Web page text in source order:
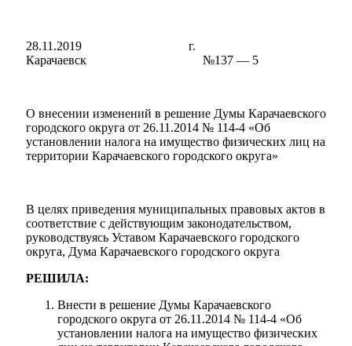
28.11.2019 г.
Карачаевск №137 — 5
О внесении изменений в решение Думы Карачаевского
городского округа от 26.11.2014 № 114-4 «Об
установлении налога на имущество физических лиц на
территории Карачаевского городского округа»
В целях приведения муниципальных правовых актов в
соответствие с действующим законодательством,
руководствуясь Уставом Карачаевского городского
округа, Дума Карачаевского городского округа
РЕШИЛА:
Внести в решение Думы Карачаевского
городского округа от 26.11.2014 № 114-4 «Об
установлении налога на имущество физических
Мэр